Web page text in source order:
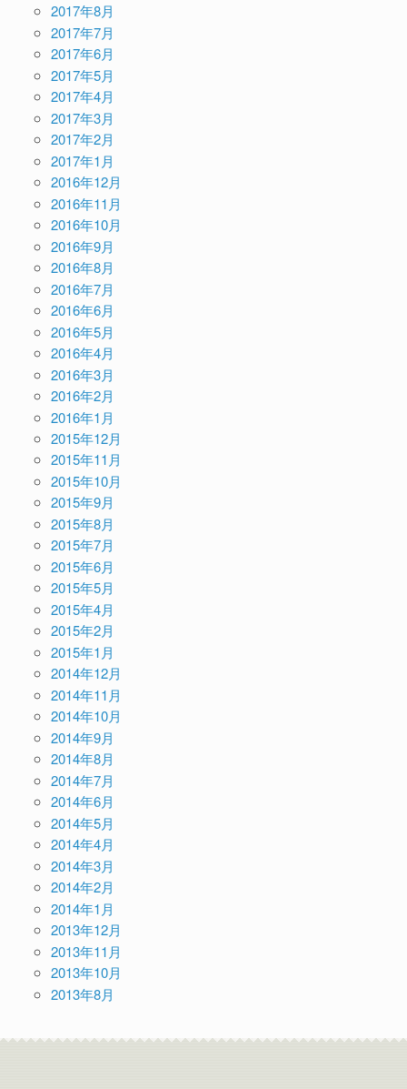
2017年8月
2017年7月
2017年6月
2017年5月
2017年4月
2017年3月
2017年2月
2017年1月
2016年12月
2016年11月
2016年10月
2016年9月
2016年8月
2016年7月
2016年6月
2016年5月
2016年4月
2016年3月
2016年2月
2016年1月
2015年12月
2015年11月
2015年10月
2015年9月
2015年8月
2015年7月
2015年6月
2015年5月
2015年4月
2015年2月
2015年1月
2014年12月
2014年11月
2014年10月
2014年9月
2014年8月
2014年7月
2014年6月
2014年5月
2014年4月
2014年3月
2014年2月
2014年1月
2013年12月
2013年11月
2013年10月
2013年8月